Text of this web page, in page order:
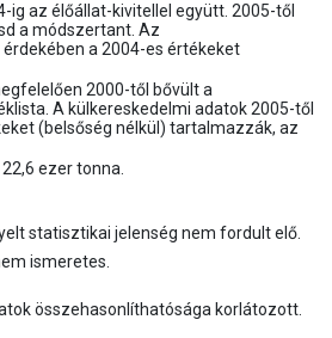
ig az élőállat-kivitellel együtt. 2005-től
a módszertant. Az
a 2004-es értékeket
2000-től bővült a
A külkereskedelmi adatok 2005-től
(belsőség nélkül) tartalmazzák, az
ezer tonna.
statisztikai jelenség nem fordult elő.
ismeretes.
összehasonlíthatósága korlátozott.